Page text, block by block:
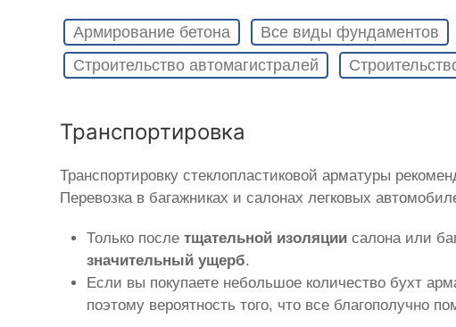
Армирование бетона Все виды фундаментов
Строительство автомагистралей
Транспортировка
Транспортировку стеклопластиковой арматуры
Перевозка в багажниках и салонах легковых
Только послетщательной изоляции салона или
значительный ущерб.
Если вы покупаете небольшое количество бухт
поэтому вероятность того, что все благополучно